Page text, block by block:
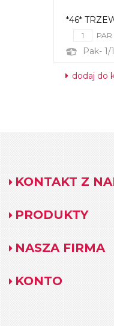
*46*
PAR
Pak- 1/
dodaj do
KONTAKT Z
PRODUKTY
NASZA FIRMA
KONTO